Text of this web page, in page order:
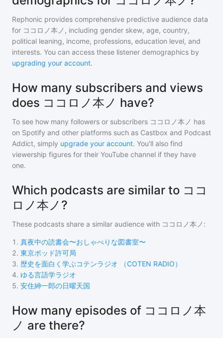
Rephonic provides comprehensive predictive audience data
for ココロノ本ノ , including gender skew, age, country,
political leaning, income, professions, education level, and
interests. You can access these listener demographics by
upgrading your account.
How many subscribers and views
does ココロノ本ノ have?
To see how many followers or subscribers ココロノ本ノ has
on Spotify and other platforms such as Castbox and Podcast
Addict, simply upgrade your account. You'll also find
viewership figures for their YouTube channel if they have
one.
Which podcasts are similar to ココ
ロノ本ノ?
These podcasts share a similar audience with ココロノ本ノ :
1 . 真夜中の読書会〜おしゃべりな図書室〜
2. 東京ポッド許可局
3. 歴史を面白く学ぶコテンラジオ （COTEN RADIO）
4. ゆる言語学ラジオ
5. 安住紳一郎の日曜天国
How many episodes of ココロノ本
ノ are there?